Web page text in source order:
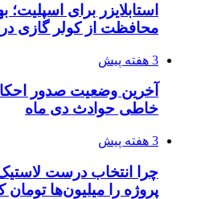
استابلایزر برای اسپلیت؛
محافظت از کولر گازی در
3 هفته پیش
آخرین وضعیت صدور
خاطی حوادث دی ماه
3 هفته پیش
چرا انتخاب درست
پروژه را میلیون‌ها